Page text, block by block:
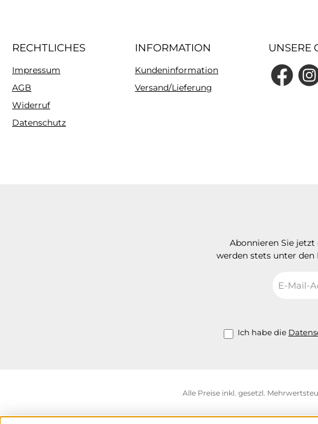
RECHTLICHES
Impressum
AGB
Widerruf
Datenschutz
INFORMATION
Kundeninformation
Versand/Lieferung
UNSERE
Facebook
Abonnieren Sie
werden stets unter
Mail-
Ich habe die
Alle Preise inkl. gesetzl.